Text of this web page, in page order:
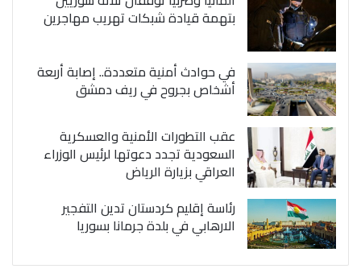
بتهمة قيادة شبكات تهريب مهاجرين
في حوادث أمنية متعددة.. إصابة أربعة
أشخاص بجروح في ريف دمشق
عقب التطورات الأمنية والعسكرية
السعودية تجدد دعوتها لرئيس الوزراء
العراقي بزيارة الرياض
رئاسة إقليم كردستان تدين التفجير
الارهابي في بلدة جرمانا بسوريا